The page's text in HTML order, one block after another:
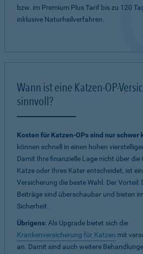
bzw. im Premium Plus Tarif bis zu 120
inklusive Naturheilverfahren.
Wann ist eine Katzen-OP-
sinnvoll?
Kosten für Katzen-OPs sind nur schwer
können schnell in einen hohen
Damit Ihre finanzielle Lage nicht über die
Katze oder Ihres Kater entscheidet, ist
Versicherung die beste Wahl. Der Vorteil:
Beiträge sind überschaubar und bieten
Sicherheit.
Übrigens: Als Upgrade bietet sich die
Krankenversicherung für Katzen mit
an. Damit sind auch weitere